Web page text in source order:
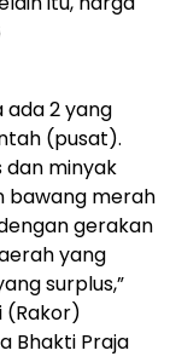
ada 2 yang
(pusat).
minyak
bawang merah
gerakan
yang
surplus,”
(Rakor)
Bhakti Praja